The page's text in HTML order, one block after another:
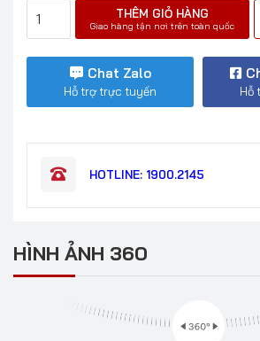
THÊM GIỎ HÀNG
Giao hàng tận nơi trên toàn quốc
Chat Zalo
Hỗ trợ trực tuyến Hỗ
HOTLINE: 1900.2145
HÌNH ẢNH 360